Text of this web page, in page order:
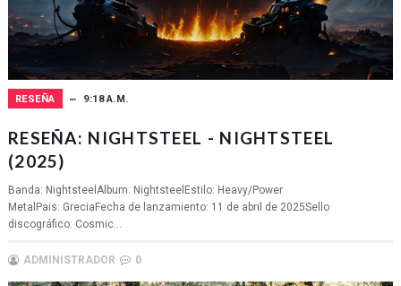
RESEÑA 9:18 A.M.
RESEÑA: NIGHTSTEEL - NIGHTSTEEL
(2025)
Banda: NightsteelAlbum: NightsteelEstilo: Heavy/Power
MetalPais: GreciaFecha de lanzamiento: 11 de abril de 2025Sello
discográfico: Cosmic...
ADMINISTRADOR 0